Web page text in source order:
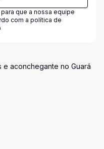
que a nossa equipe
com a política de
e aconchegante no Guará